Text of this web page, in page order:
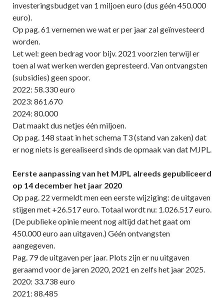
investeringsbudget van 1 miljoen euro (dus géén 450.000
euro).
Op pag. 61 vernemen we wat er per jaar zal geïnvesteerd
worden.
Let wel: geen bedrag voor bijv. 2021 voorzien terwijl er
toen al wat werken werden gepresteerd. Van ontvangsten
(subsidies) geen spoor.
2022: 58.330 euro
2023: 861.670
2024: 80.000
Dat maakt dus netjes één miljoen.
Op pag. 148 staat in het schema T3 (stand van zaken) dat
er nog niets is gerealiseerd sinds de opmaak van dat MJPL.
Eerste aanpassing van het MJPL alreeds gepubliceerd
op 14 december het jaar 2020
Op pag. 22 vermeldt men een eerste wijziging: de uitgaven
stijgen met +26.517 euro. Totaal wordt nu: 1.026.517 euro.
(De publieke opinie meent nog altijd dat het gaat om
450.000 euro aan uitgaven.) Géén ontvangsten
aangegeven.
Pag. 79 de uitgaven per jaar. Plots zijn er nu uitgaven
geraamd voor de jaren 2020, 2021 en zelfs het jaar 2025.
2020: 33.738 euro
2021: 88.485